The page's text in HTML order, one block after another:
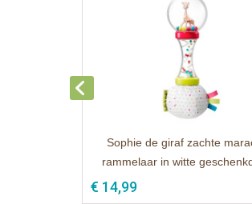
Sophie de giraf zachte
rammelaar in witte
€ 14,99